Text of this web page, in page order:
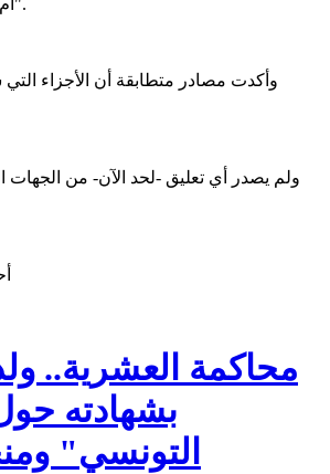
"أم التونسي"، اليوم الأحد.
وأكدت مصادر متطابقة أن الأجزاء
ولم يصدر أي تعليق -لحد الآن- من الجهات
محاكمة العشرية..
بشهادته
التونسي"